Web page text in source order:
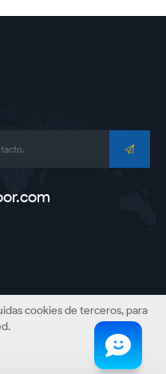
Digital ONERugged
Co., Ltd. Todos los derechos
cookies de terceros, para